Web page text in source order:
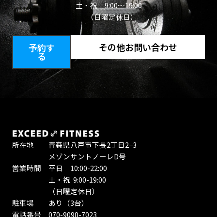
土・祝 9:00～19:00
（日曜定休日）
予約す
る
その他お問い合わせ
所在地 青森県八戸市下長2丁目2−3
メゾンサントノーレD号
営業時間 平日 10:00-22:00
土・祝 9:00-19:00
（日曜定休日）
駐車場 あり（3台）
電話番号 070-9090-7023